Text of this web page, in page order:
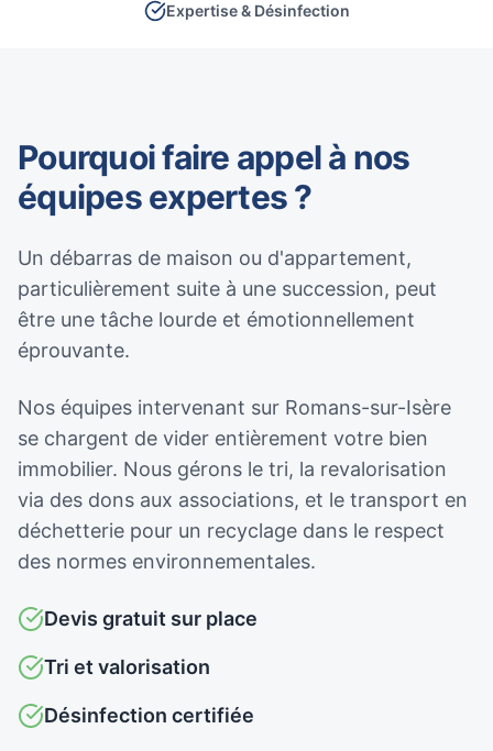
Expertise & Désinfection
Pourquoi faire appel à nos
équipes expertes ?
Un débarras de maison ou d'appartement,
particulièrement suite à une succession, peut
être une tâche lourde et émotionnellement
éprouvante.
Nos équipes intervenant sur Romans-sur-Isère
se chargent de vider entièrement votre bien
immobilier. Nous gérons le tri, la revalorisation
via des dons aux associations, et le transport en
déchetterie pour un recyclage dans le respect
des normes environnementales.
Devis gratuit sur place
Tri et valorisation
Désinfection certifiée